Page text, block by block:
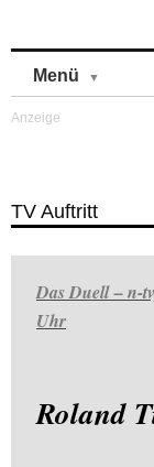
Menü
TV Auftritt
Das Duell – n-
Uhr
Roland